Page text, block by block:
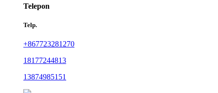
Telepon
Telp.
+867723281270
18177244813
13874985151